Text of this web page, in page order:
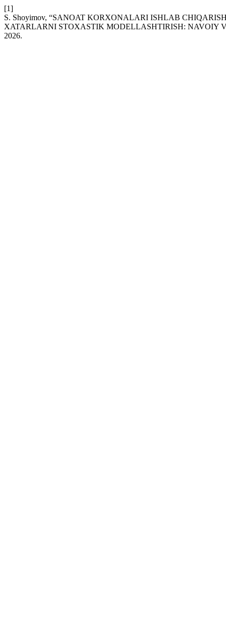
[1]
S. Shoyimov, “SANOAT KORXONALARI ISHLAB
XATARLARNI STOXASTIK MODELLASHTIRISH: NAVOIY
2026.